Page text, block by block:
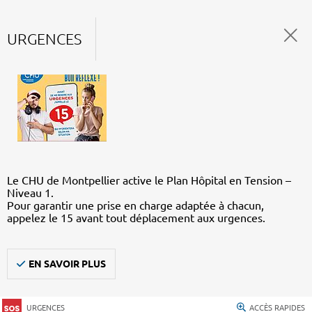
URGENCES
Le CHU de Montpellier active le Plan Hôpital en Tension –
Niveau 1.
Pour garantir une prise en charge adaptée à chacun,
appelez le 15 avant tout déplacement aux urgences.
EN SAVOIR PLUS
URGENCES ACCÈS RAPIDES